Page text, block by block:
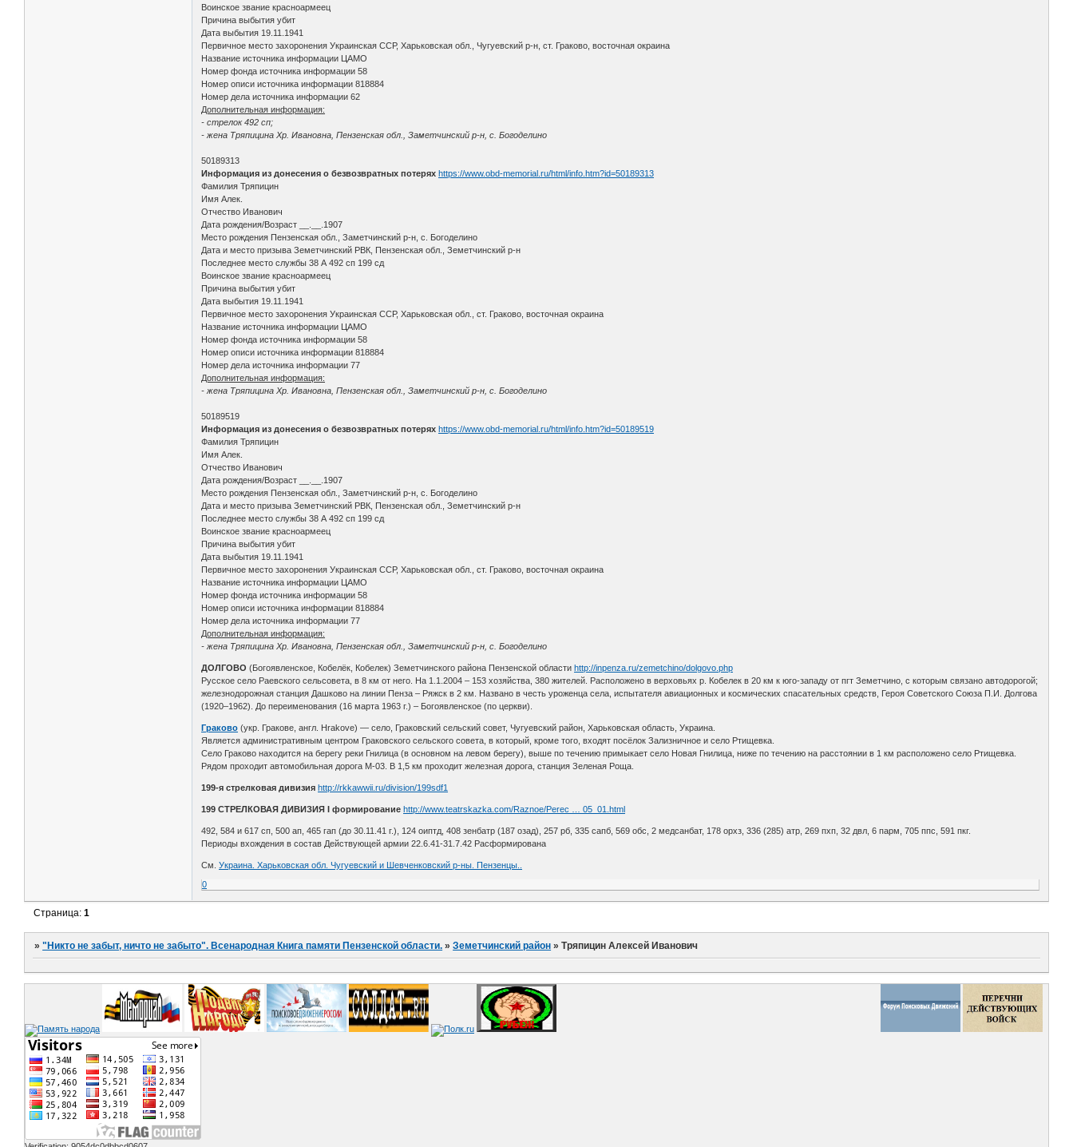
Воинское звание красноармеец
Причина выбытия убит
Дата выбытия 19.11.1941
Первичное место захоронения Украинская ССР, Харьковская обл., Чугуевский р-н, ст. Граково, восточная окраина
Название источника информации ЦАМО
Номер фонда источника информации 58
Номер описи источника информации 818884
Номер дела источника информации 62
Дополнительная информация:
- стрелок 492 сп;
- жена Тряпицина Хр. Ивановна, Пензенская обл., Заметчинский р-н, с. Богоделино
50189313
Информация из донесения о безвозвратных потерях https://www.obd-memorial.ru/html/info.htm?id=50189313
Фамилия Тряпицин
Имя Алек.
Отчество Иванович
Дата рождения/Возраст __.__.1907
Место рождения Пензенская обл., Заметчинский р-н, с. Богоделино
Дата и место призыва Земетчинский РВК, Пензенская обл., Земетчинский р-н
Последнее место службы 38 А 492 сп 199 сд
Воинское звание красноармеец
Причина выбытия убит
Дата выбытия 19.11.1941
Первичное место захоронения Украинская ССР, Харьковская обл., ст. Граково, восточная окраина
Название источника информации ЦАМО
Номер фонда источника информации 58
Номер описи источника информации 818884
Номер дела источника информации 77
Дополнительная информация:
- жена Тряпицина Хр. Ивановна, Пензенская обл., Заметчинский р-н, с. Богоделино
50189519
Информация из донесения о безвозвратных потерях https://www.obd-memorial.ru/html/info.htm?id=50189519
Фамилия Тряпицин
Имя Алек.
Отчество Иванович
Дата рождения/Возраст __.__.1907
Место рождения Пензенская обл., Заметчинский р-н, с. Богоделино
Дата и место призыва Земетчинский РВК, Пензенская обл., Земетчинский р-н
Последнее место службы 38 А 492 сп 199 сд
Воинское звание красноармеец
Причина выбытия убит
Дата выбытия 19.11.1941
Первичное место захоронения Украинская ССР, Харьковская обл., ст. Граково, восточная окраина
Название источника информации ЦАМО
Номер фонда источника информации 58
Номер описи источника информации 818884
Номер дела источника информации 77
Дополнительная информация:
- жена Тряпицина Хр. Ивановна, Пензенская обл., Заметчинский р-н, с. Богоделино
ДОЛГОВО (Богоявленское, Кобелёк, Кобелек) Земетчинского района Пензенской областиhttp://inpenza.ru/zemetchino/dolgovo.php
Русское село Раевского сельсовета, в 8 км от него. На 1.1.2004 – 153 хозяйства, 380 жителей. Расположено в верховьях р. Кобелек в 20 км к юго-западу от пгт Земетчино, с которым связано автодорогой;
железнодорожная станция Дашково на линии Пенза – Ряжск в 2 км. Названо в честь уроженца села, испытателя авиационных и космических спасательных средств, Героя Советского Союза П.И. Долгова
(1920–1962). До переименования (16 марта 1963 г.) – Богоявленское (по церкви).
Граково (укр. Гракове, англ. Hrakove) — село, Граковский сельский совет, Чугуевский район, Харьковская область, Украина.
Является административным центром Граковского сельского совета, в который, кроме того, входят посёлок Зализничное и село Ртищевка.
Село Граково находится на берегу реки Гнилица (в основном на левом берегу), выше по течению примыкает село Новая Гнилица, ниже по течению на расстоянии в 1 км расположено село Ртищевка.
Рядом проходит автомобильная дорога М-03. В 1,5 км проходит железная дорога, станция Зеленая Роща.
199-я стрелковая дивизия http://rkkawwii.ru/division/199sdf1
199 СТРЕЛКОВАЯ ДИВИЗИЯ I формирование http://www.teatrskazka.com/Raznoe/Perec … 05_01.html
492, 584 и 617 сп, 500 ап, 465 гап (до 30.11.41 г.), 124 оиптд, 408 зенбатр (187 озад), 257 рб, 335 сапб, 569 обс, 2 медсанбат, 178 орхз, 336 (285) атр, 269 пхп, 32 двл, 6 парм, 705 ппс, 591 пкг.
Периоды вхождения в состав Действующей армии 22.6.41-31.7.42 Расформирована
См.Украина. Харьковская обл. Чугуевский и Шевченковский р-ны. Пензенцы..
0
Страница:1
»"Никто не забыт, ничто не забыто". Всенародная Книга памяти Пензенской области. »Земетчинский район »Тряпицин Алексей Иванович